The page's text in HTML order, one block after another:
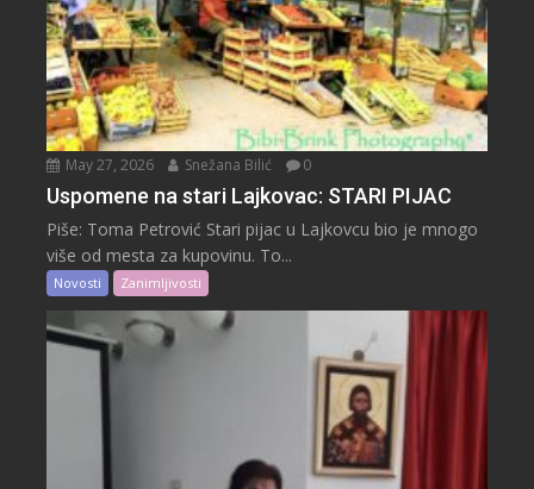
May 27, 2026 Snežana Bilić 0
Uspomene na stari Lajkovac: STARI PIJAC
Piše: Toma Petrović Stari pijac u Lajkovcu bio je mnogo
više od mesta za kupovinu. To...
Novosti Zanimljivosti